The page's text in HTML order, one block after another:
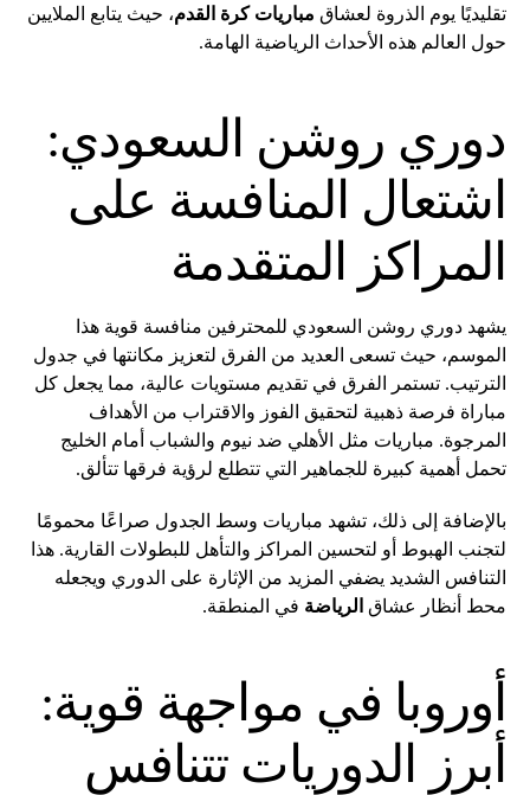
تقليديًا يوم الذروة لعشاق مباريات كرة القدم، حيث يتابع الملايين
حول العالم هذه الأحداث الرياضية الهامة.
دوري روشن السعودي:
اشتعال المنافسة على
المراكز المتقدمة
يشهد دوري روشن السعودي للمحترفين منافسة قوية هذا
الموسم، حيث تسعى العديد من الفرق لتعزيز مكانتها في جدول
الترتيب. تستمر الفرق في تقديم مستويات عالية، مما يجعل كل
مباراة فرصة ذهبية لتحقيق الفوز والاقتراب من الأهداف
المرجوة. مباريات مثل الأهلي ضد نيوم والشباب أمام الخليج
تحمل أهمية كبيرة للجماهير التي تتطلع لرؤية فرقها تتألق.
بالإضافة إلى ذلك، تشهد مباريات وسط الجدول صراعًا محمومًا
لتجنب الهبوط أو لتحسين المراكز والتأهل للبطولات القارية. هذا
التنافس الشديد يضفي المزيد من الإثارة على الدوري ويجعله
محط أنظار عشاق الرياضة في المنطقة.
أوروبا في مواجهة قوية:
أبرز الدوريات تتنافس